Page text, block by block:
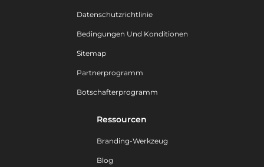
Datenschutzrichtlinie
Bedingungen Und Konditionen
Sitemap
Partnerprogramm
Botschafterprogramm
Ressourcen
Branding-Werkzeug
Blog